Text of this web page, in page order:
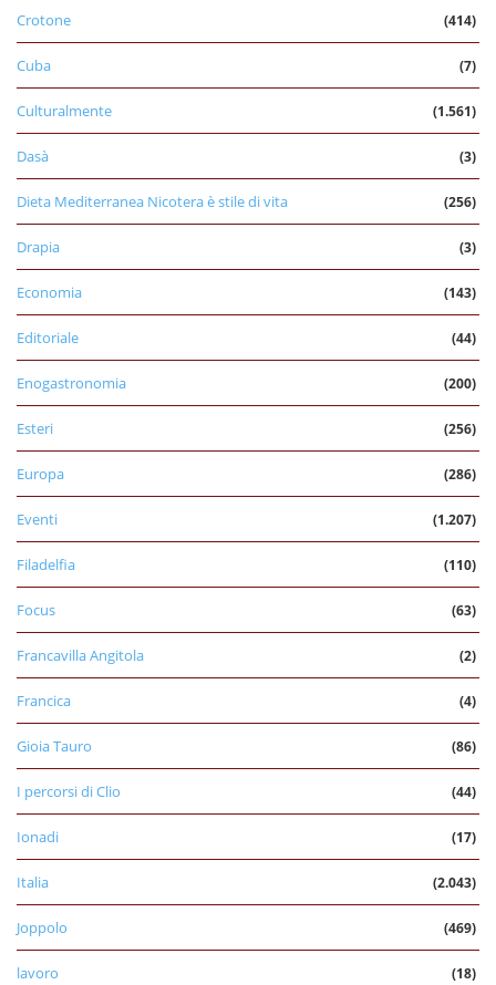
Crotone (414)
Cuba (7)
Culturalmente (1.561)
Dasà (3)
Dieta Mediterranea Nicotera è stile di vita (256)
Drapia (3)
Economia (143)
Editoriale (44)
Enogastronomia (200)
Esteri (256)
Europa (286)
Eventi (1.207)
Filadelfia (110)
Focus (63)
Francavilla Angitola (2)
Francica (4)
Gioia Tauro (86)
I percorsi di Clio (44)
Ionadi (17)
Italia (2.043)
Joppolo (469)
lavoro (18)